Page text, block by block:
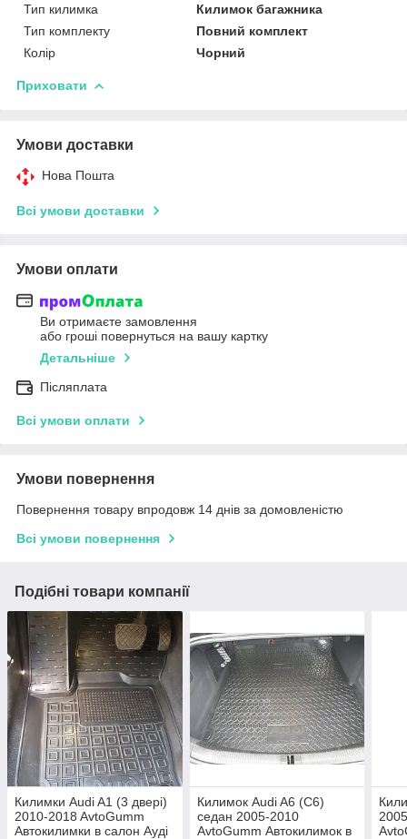
Тип килимка
Килимок багажника
Тип комплекту
Повний комплект
Колір
Чорний
Приховати
Умови доставки
Нова Пошта
Всі умови доставки
Умови оплати
Ви отримаєте замовлення
або гроші повернуться на вашу картку
Детальніше
Післяплата
Всі умови оплати
Умови повернення
Повернення товару впродовж 14 днів за домовленістю
Всі умови повернення
Подібні товари компанії
Килимки Audi A1 (3 двері)
2010-2018 AvtoGumm
Автокилимки в салон Ауді
Килимок Audi A6 (C6)
седан 2005-2010
AvtoGumm Автокилимок в